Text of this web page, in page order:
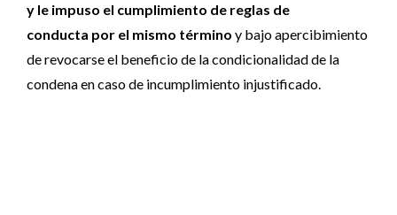
y le impuso el cumplimiento de reglas de
conducta por el mismo término y bajo apercibimiento
de revocarse el beneficio de la condicionalidad de la
condena en caso de incumplimiento injustificado.